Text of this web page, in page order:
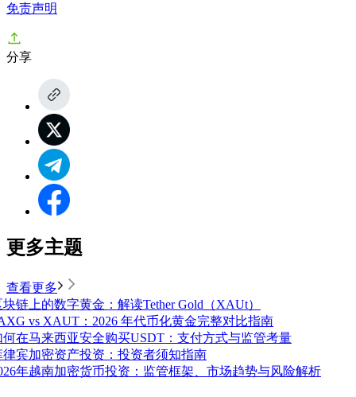
免责声明
分享
更多主题
查看更多
块链上的数字黄金：解读Tether Gold（XAUt）
vs XAUT：2026 年代币化黄金完整对比指南
何在马来西亚安全购买USDT：支付方式与监管考量
律宾加密资产投资：投资者须知指南
年越南加密货币投资：监管框架、市场趋势与风险解析